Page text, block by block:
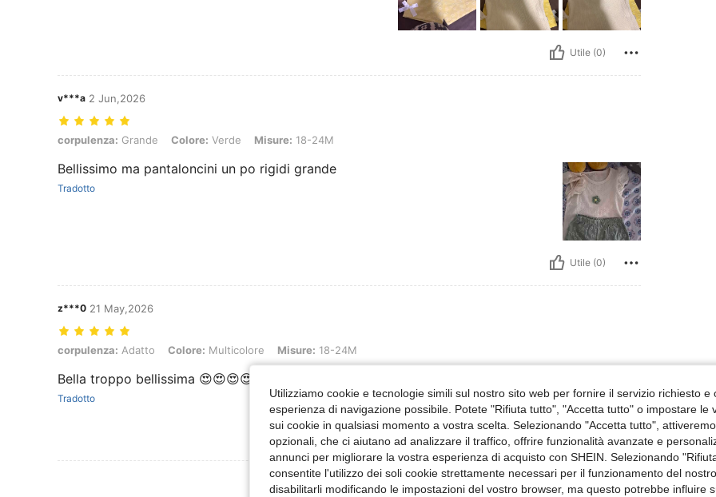
Utile (0)
v***a 2 Jun,2026
corpulenza: Grande, Colore: Verde, Misure: 18-24M
corpulenza: Grande Colore: Verde Misure: 18-24M
Bellissimo ma pantaloncini un po rigidi grande
Tradotto
Utile (0)
z***0 21 May,2026
corpulenza: Adatto, Colore: Multicolore, Misure: 18-24M
corpulenza: Adatto Colore: Multicolore Misure: 18-24M
Bella troppo bellissima 😍😍😍😍😍😍😍😍😍😍😍
Tradotto
Utile (0)
Visualizza Altre Recensioni
Utilizziamo cookie e tecnologie simili sul nostro sito web per fornire il servizio richiesto e
esperienza di navigazione possibile. Potete "Rifiuta tutto", "Accetta tutto" o impostare le
sui cookie in qualsiasi momento a vostra scelta. Selezionando "Accetta tutto",
opzionali, che ci aiutano ad analizzare il traffico, offrire funzionalità avanzate e
annunci per migliorare la vostra esperienza di acquisto con SHEIN. Selezionando
consentite l'utilizzo dei soli cookie strettamente necessari per il funzionamento del
disabilitarli modificando le impostazioni del vostro browser, ma questo potrebbe influire